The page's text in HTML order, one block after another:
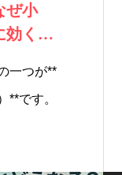
ぜ小
効くの
一つが**
**です。